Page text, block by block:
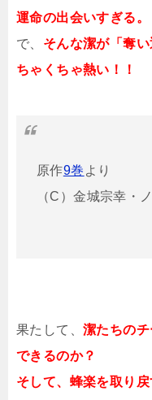
運命の出会いすぎる。
で、 そんな潔が「奪
ちゃくちゃ熱い！！
原作9巻 より
（C）金城宗幸・
果たして、 潔たちの
できるのか？
そして、蜂楽を取り